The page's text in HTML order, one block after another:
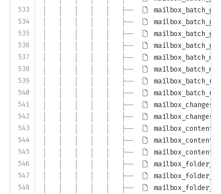
533
534
535
536
537
538
539
540
541
542
543
544
545
546
547
548
│   │   │   │   │   ├──
│   │   │   │   │   ├──
│   │   │   │   │   ├──
│   │   │   │   │   ├──
│   │   │   │   │   ├──
│   │   │   │   │   ├──
│   │   │   │   │   ├──
│   │   │   │   │   ├──
│   │   │   │   │   ├──
│   │   │   │   │   ├──
│   │   │   │   │   ├──
│   │   │   │   │   ├──
│   │   │   │   │   ├──
│   │   │   │   │   ├──
│   │   │   │   │   ├──
│   │   │   │   │   ├──